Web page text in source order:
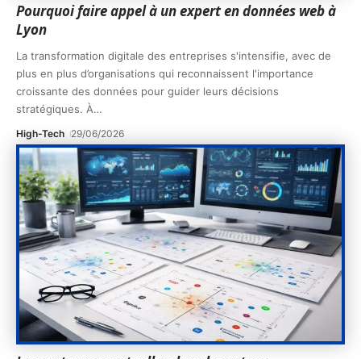
Pourquoi faire appel à un expert en données web à
Lyon
La transformation digitale des entreprises s'intensifie, avec de
plus en plus d’organisations qui reconnaissent l'importance
croissante des données pour guider leurs décisions
stratégiques. À…
High-Tech 29/06/2026